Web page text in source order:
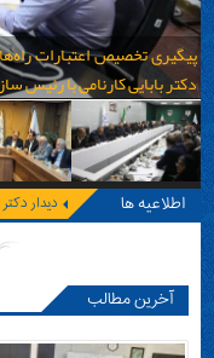
پیگیری تخصیص اعتبارات
دکتر بابایی کارنامی با رئیس
اطلاعیه ها
دیدار